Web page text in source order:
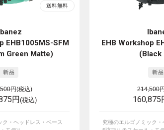
EHB1005MS-SFM
Green Matte)
円(税込)
円 (税込)
ク・ヘッドレス・ベース
EHB Workshop
(Black
214,500
160,875
究極のエルゴノミック